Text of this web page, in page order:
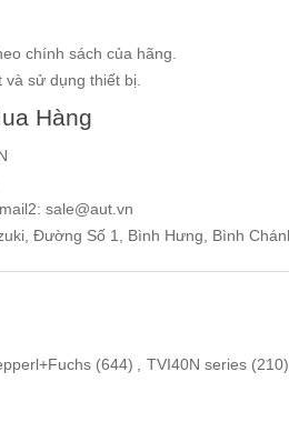
chính sách của hãng.
sử dụng thiết bị.
Hàng
sale@aut.vn
Đường Số 1, Bình Hưng, Bình
(644) , TVI40N series (210)